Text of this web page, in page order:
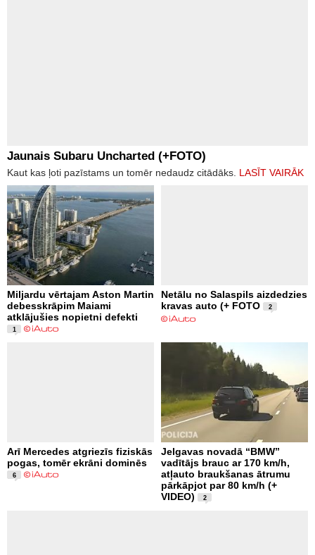
Jaunais Subaru Uncharted (+FOTO)
Kaut kas ļoti pazīstams un tomēr nedaudz citādāks. LASĪT VAIRĀK
Miljardu vērtajam Aston Martin
debesskrāpim Maiami
atklājušies nopietni defekti
1
Netālu no Salaspils aizdedzies
kravas auto (+ FOTO
2
Arī Mercedes atgriezīs fiziskās
pogas, tomēr ekrāni dominēs
6
Jelgavas novadā “BMW”
vadītājs brauc ar 170 km/h,
atļauto braukšanas ātrumu
pārkāpjot par 80 km/h (+
VIDEO)
2